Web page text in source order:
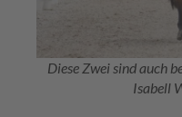
Diese Zwei sind auch
Isabell